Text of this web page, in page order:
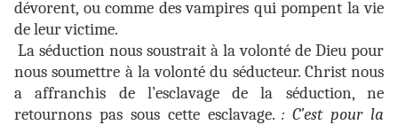
dévorent, ou comme des vampires qui pompent la vie
de leur victime.
La séduction nous soustrait à la volonté de Dieu pour
nous soumettre à la volonté du séducteur. Christ nous
a affranchis de l’esclavage de la séduction, ne
retournons pas sous cette esclavage.: C’est pour la